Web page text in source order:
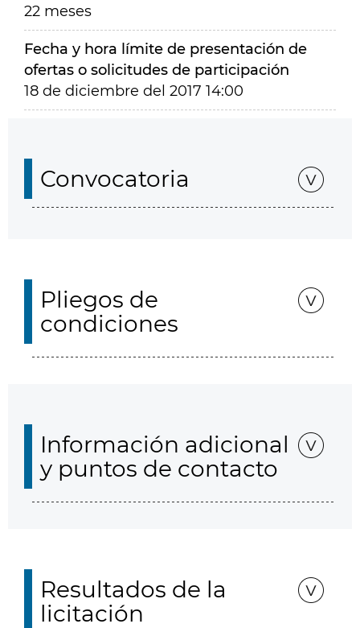
22 meses
Fecha y hora límite de presentación de
ofertas o solicitudes de participación
18 de diciembre del 2017 14:00
Convocatoria
Pliegos de
condiciones
Información adicional
y puntos de contacto
Resultados de la
licitación